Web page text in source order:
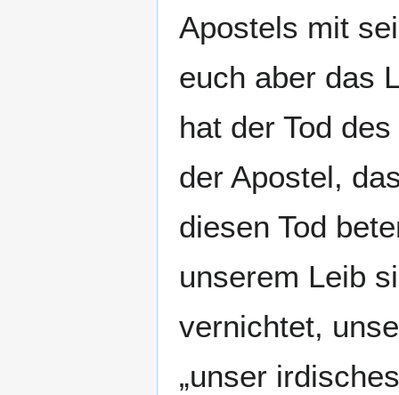
Apostels mit
euch aber das
hat der Tod
der Apostel,
diesen Tod
unserem Leib
vernichtet,
„unser